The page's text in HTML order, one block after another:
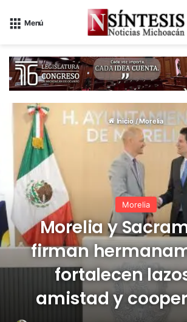
Menú
Inicio / Morelia
Morelia
Morelia y
firman
fortalecen
amistad y